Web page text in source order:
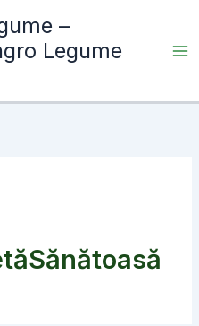
–
Legume